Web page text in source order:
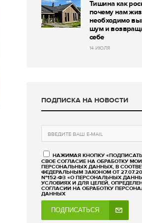
Тишина как
почему нам
необходимо
шум и
себе
14 ИЮЛЯ
ПОДПИСКА НА НОВОСТИ
НАЖИМАЯ КНОПКУ
СВОЕ СОГЛАСИЕ НА ОБРАБОТКУ
ПЕРСОНАЛЬНЫХ ДАННЫХ, В
ФЕДЕРАЛЬНЫМ ЗАКОНОМ ОТ
№152-ФЗ «О ПЕРСОНАЛЬНЫХ
УСЛОВИЯХ И ДЛЯ ЦЕЛЕЙ,
СОГЛАСИИ НА ОБРАБОТКУ
ДАННЫХ
ПОДПИСАТЬСЯ